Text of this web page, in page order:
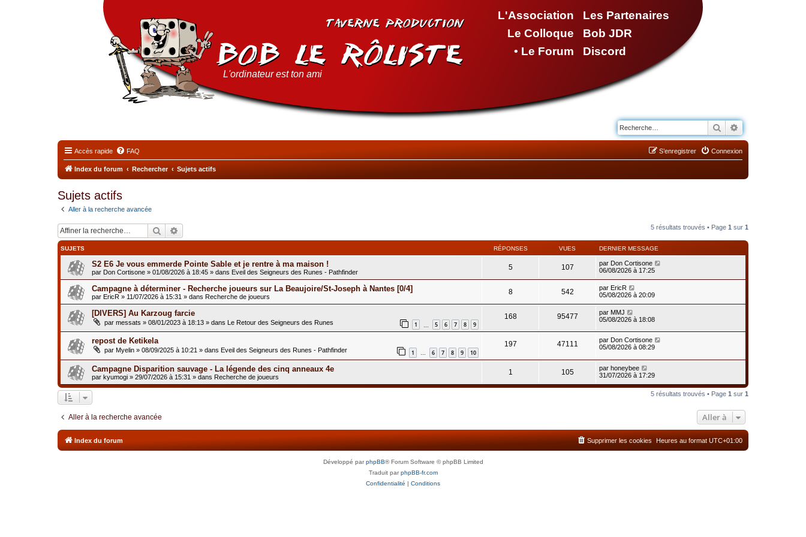
L'Association
Le Colloque
• Le Forum
Les Partenaires
Bob JDR
Discord
L'ordinateur est ton ami
Rechercher
Accès rapide FAQ Connexion
S’enregistrer
Index du forum Rechercher Sujets actifs
Sujets actifs
Aller à la recherche avancée
Rechercher 5 résultats trouvés • Page 1 sur 1
SUJETS RÉPONSES VUES DERNIER MESSAGE
S2 E6 Je vous emmerde Pointe Sable et je rentre à ma maison !
par Don Cortisone » 01/08/2026 à 18:45 » dans Eveil des Seigneurs des Runes - Pathfinder
5 107 par Don Cortisone
06/08/2026 à 17:25
Campagne à déterminer - Recherche joueurs sur La Beaujoire/St-Joseph à Nantes [0/4]
par EricR » 11/07/2026 à 15:31 » dans Recherche de joueurs
8 542 par EricR
05/08/2026 à 20:09
[DIVERS] Au Karzoug farcie
par messats » 08/01/2023 à 18:13 » dans Le Retour des Seigneurs des Runes 1 5 6 7 8 9
168 95477 par MMJ
05/08/2026 à 18:08
repost de Ketikela
par Myelin » 08/09/2025 à 10:21 » dans Eveil des Seigneurs des Runes - Pathfinder 1 … 6 7 8 9 10
197 47111 par Don Cortisone
05/08/2026 à 08:29
Campagne Disparition sauvage - La légende des cinq anneaux 4e
par kyumogi » 29/07/2026 à 15:31 » dans Recherche de joueurs
1 105 par honeybee
31/07/2026 à 17:29
5 résultats trouvés • Page 1 sur 1
Aller à la recherche avancée Aller à
Index du forum Heures au format UTC+01:00
Supprimer les cookies
Développé parphpBB® Forum Software © phpBB Limited
Traduit parphpBB-fr.com
Confidentialité | Conditions